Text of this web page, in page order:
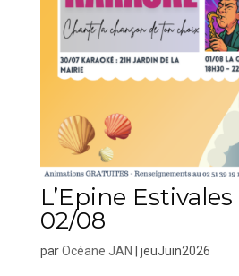
L’Epine
02/08
parOcéane JAN jeuJuin2026